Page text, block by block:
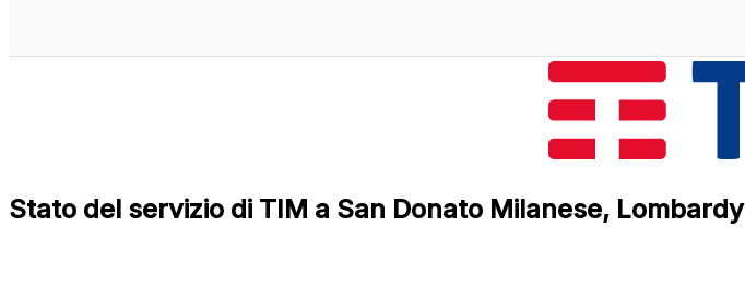
Stato del servizio di TIM a San Donato Milanese, Lombardy